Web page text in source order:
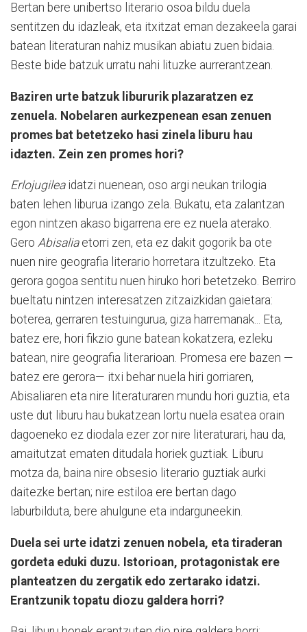
Bertan bere unibertso literario osoa bildu duela
sentitzen du idazleak, eta itxitzat eman dezakeela garai
batean literaturan nahiz musikan abiatu zuen bidaia.
Beste bide batzuk urratu nahi lituzke aurrerantzean.
Baziren urte batzuk libururik plazaratzen ez
zenuela. Nobelaren aurkezpenean esan zenuen
promes bat betetzeko hasi zinela liburu hau
idazten. Zein zen promes hori?
Erlojugileaidatzi nuenean, oso argi neukan trilogia
baten lehen liburua izango zela. Bukatu, eta zalantzan
egon nintzen akaso bigarrena ere ez nuela aterako.
Gero Abisaliaetorri zen, eta ez dakit gogorik ba ote
nuen nire geografia literario horretara itzultzeko. Eta
gerora gogoa sentitu nuen hiruko hori betetzeko. Berriro
bueltatu nintzen interesatzen zitzaizkidan gaietara:
boterea, gerraren testuingurua, giza harremanak... Eta,
batez ere, hori fikzio gune batean kokatzera, ezleku
batean, nire geografia literarioan. Promesa ere bazen —
batez ere gerora— itxi behar nuela hiri gorriaren,
Abisaliaren eta nire literaturaren mundu hori guztia, eta
uste dut liburu hau bukatzean lortu nuela esatea orain
dagoeneko ez diodala ezer zor nire literaturari, hau da,
amaitutzat ematen ditudala horiek guztiak. Liburu
motza da, baina nire obsesio literario guztiak aurki
daitezke bertan; nire estiloa ere bertan dago
laburbilduta, bere ahulgune eta indarguneekin.
Duela sei urte idatzi zenuen nobela, eta tiraderan
gordeta eduki duzu. Istorioan, protagonistak ere
planteatzen du zergatik edo zertarako idatzi.
Erantzunik topatu diozu galdera horri?